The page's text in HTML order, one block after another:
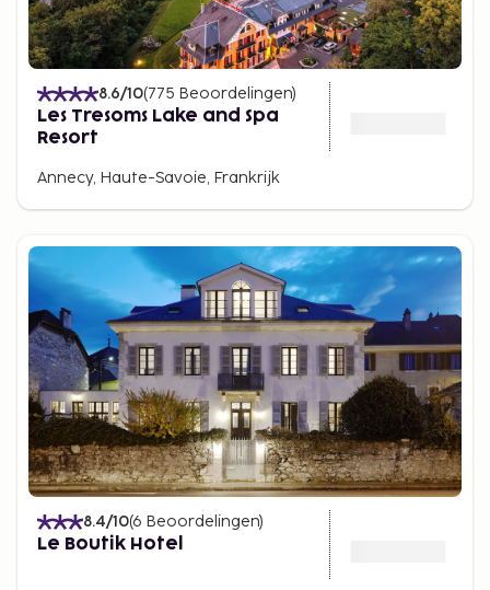
8.6/10(775 Beoordelingen)
Les Tresoms Lake and Spa
Resort
Annecy, Haute-Savoie, Frankrijk
8.4/10(6 Beoordelingen)
Le Boutik Hotel